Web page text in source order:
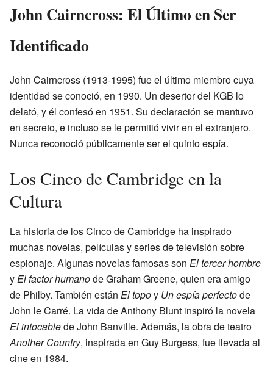
John Cairncross: El Último en Ser
Identificado
John Cairncross (1913-1995) fue el último miembro cuya
identidad se conoció, en 1990. Un desertor del KGB lo
delató, y él confesó en 1951. Su declaración se mantuvo
en secreto, e incluso se le permitió vivir en el extranjero.
Nunca reconoció públicamente ser el quinto espía.
Los Cinco de Cambridge en la
Cultura
La historia de los Cinco de Cambridge ha inspirado
muchas novelas, películas y series de televisión sobre
espionaje. Algunas novelas famosas son El tercer hombre
yEl factor humanode Graham Greene, quien era amigo
de Philby. También están El topoy Un espía perfectode
John le Carré. La vida de Anthony Blunt inspiró la novela
El intocablede John Banville. Además, la obra de teatro
Another Country, inspirada en Guy Burgess, fue llevada al
cine en 1984.